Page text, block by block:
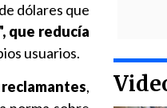
dólares que
que reducía
usuarios.
,